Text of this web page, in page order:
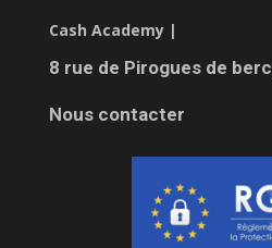
Cash Academy |
8 rue de Pirogues de
Nous contacter